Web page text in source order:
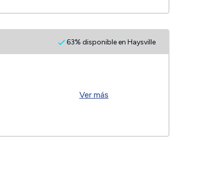
63% disponible en Haysville
Ver más